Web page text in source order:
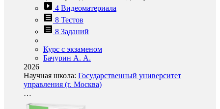
4 Видеоматериала
8 Тестов
8 Заданий
Курс с экзаменом
Бачурин А. А.
2026
Научная школа: Государственный университет
управления (г. Москва)
…